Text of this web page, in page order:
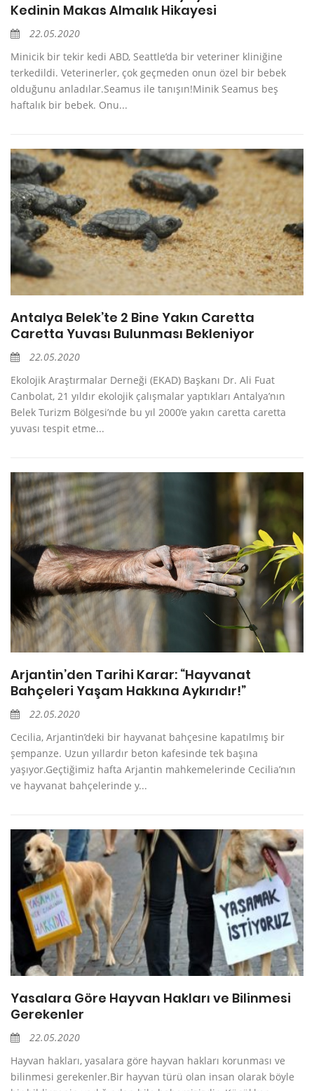
Kedinin Makas Almalık Hikayesi
22.05.2020
Minicik bir tekir kedi ABD, Seattle’da bir veteriner kliniğine
terkedildi. Veterinerler, çok geçmeden onun özel bir bebek
olduğunu anladılar.Seamus ile tanışın!Minik Seamus beş
haftalık bir bebek. Onu...
Antalya Belek’te 2 Bine Yakın Caretta
Caretta Yuvası Bulunması Bekleniyor
22.05.2020
Ekolojik Araştırmalar Derneği (EKAD) Başkanı Dr. Ali Fuat
Canbolat, 21 yıldır ekolojik çalışmalar yaptıkları Antalya’nın
Belek Turizm Bölgesi’nde bu yıl 2000’e yakın caretta caretta
yuvası tespit etme...
Arjantin’den Tarihi Karar: “Hayvanat
Bahçeleri Yaşam Hakkına Aykırıdır!”
22.05.2020
Cecilia, Arjantin’deki bir hayvanat bahçesine kapatılmış bir
şempanze. Uzun yıllardır beton kafesinde tek başına
yaşıyor.Geçtiğimiz hafta Arjantin mahkemelerinde Cecilia’nın
ve hayvanat bahçelerinde y...
Yasalara Göre Hayvan Hakları ve Bilinmesi
Gerekenler
22.05.2020
Hayvan hakları, yasalara göre hayvan hakları korunması ve
bilinmesi gerekenler.Bir hayvan türü olan insan olarak böyle